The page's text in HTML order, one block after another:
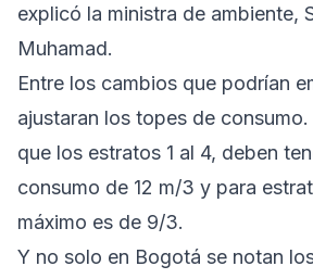
explicó la ministra de ambiente,
Muhamad.
Entre los cambios que podrían
ajustaran los topes de
que los estratos 1 al 4, deben
consumo de 12 m/3 y para
máximo es de 9/3.
Y no solo en Bogotá se notan